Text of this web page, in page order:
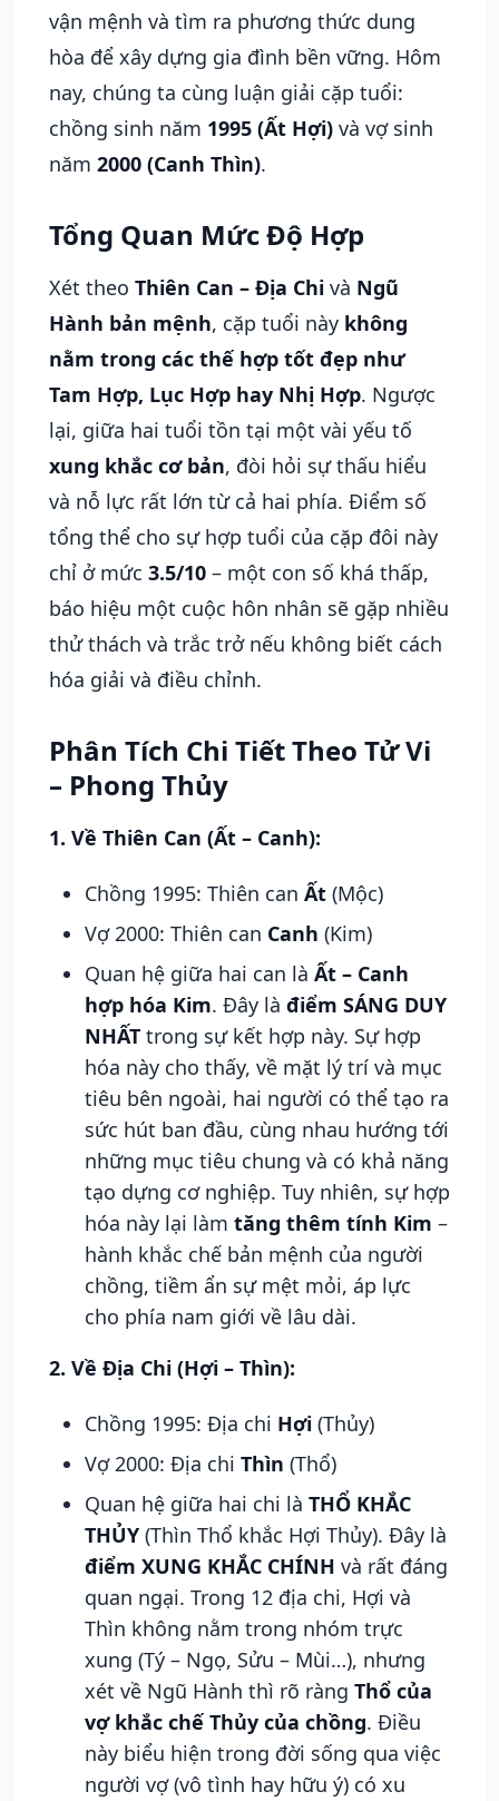
vận mệnh và tìm ra phương thức dung
hòa để xây dựng gia đình bền vững. Hôm
nay, chúng ta cùng luận giải cặp tuổi:
chồng sinh năm 1995 (Ất Hợi) và vợ sinh
năm 2000 (Canh Thìn).
Tổng Quan Mức Độ Hợp
Xét theo Thiên Can – Địa Chi và Ngũ
Hành bản mệnh, cặp tuổi này không
nằm trong các thế hợp tốt đẹp như
Tam Hợp, Lục Hợp hay Nhị Hợp. Ngược
lại, giữa hai tuổi tồn tại một vài yếu tố
xung khắc cơ bản, đòi hỏi sự thấu hiểu
và nỗ lực rất lớn từ cả hai phía. Điểm số
tổng thể cho sự hợp tuổi của cặp đôi này
chỉ ở mức 3.5/10 – một con số khá thấp,
báo hiệu một cuộc hôn nhân sẽ gặp nhiều
thử thách và trắc trở nếu không biết cách
hóa giải và điều chỉnh.
Phân Tích Chi Tiết Theo Tử Vi
– Phong Thủy
1. Về Thiên Can (Ất – Canh):
Chồng 1995: Thiên can Ất (Mộc)
Vợ 2000: Thiên can Canh (Kim)
Quan hệ giữa hai can là Ất – Canh
hợp hóa Kim. Đây là điểm SÁNG DUY
NHẤT trong sự kết hợp này. Sự hợp
hóa này cho thấy, về mặt lý trí và mục
tiêu bên ngoài, hai người có thể tạo ra
sức hút ban đầu, cùng nhau hướng tới
những mục tiêu chung và có khả năng
tạo dựng cơ nghiệp. Tuy nhiên, sự hợp
hóa này lại làm tăng thêm tính Kim –
hành khắc chế bản mệnh của người
chồng, tiềm ẩn sự mệt mỏi, áp lực
cho phía nam giới về lâu dài.
2. Về Địa Chi (Hợi – Thìn):
Chồng 1995: Địa chi Hợi (Thủy)
Vợ 2000: Địa chi Thìn (Thổ)
Quan hệ giữa hai chi là THỔ KHẮC
THỦY (Thìn Thổ khắc Hợi Thủy). Đây là
điểm XUNG KHẮC CHÍNH và rất đáng
quan ngại. Trong 12 địa chi, Hợi và
Thìn không nằm trong nhóm trực
xung (Tý – Ngọ, Sửu – Mùi…), nhưng
xét về Ngũ Hành thì rõ ràng Thổ của
vợ khắc chế Thủy của chồng. Điều
này biểu hiện trong đời sống qua việc
người vợ (vô tình hay hữu ý) có xu